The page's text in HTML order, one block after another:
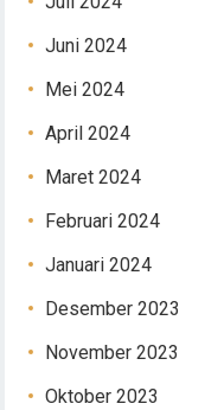
Juni 2024
Mei 2024
April 2024
Maret 2024
Februari 2024
Januari 2024
Desember 2023
November 2023
Oktober 2023